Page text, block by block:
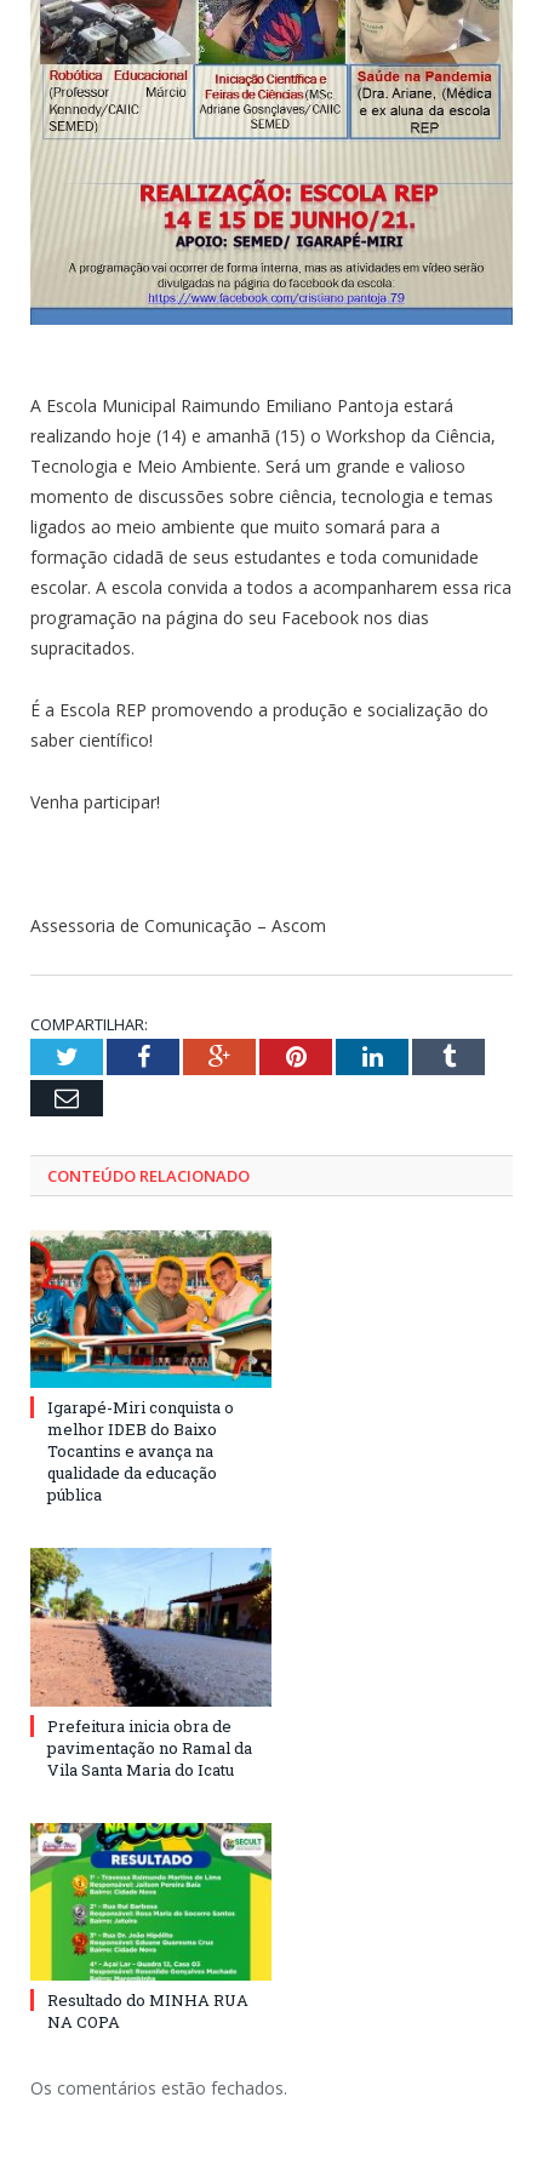
A Escola Municipal Raimundo Emiliano Pantoja estará
realizando hoje (14) e amanhã (15) o Workshop da Ciência,
Tecnologia e Meio Ambiente. Será um grande e valioso
momento de discussões sobre ciência, tecnologia e temas
ligados ao meio ambiente que muito somará para a
formação cidadã de seus estudantes e toda comunidade
escolar. A escola convida a todos a acompanharem essa rica
programação na página do seu Facebook nos dias
supracitados.
É a Escola REP promovendo a produção e socialização do
saber científico!
Venha participar!
Assessoria de Comunicação – Ascom
COMPARTILHAR:
TwitterFacebookGoogle+PinterestLinkedInTumblr
Email
CONTEÚDO RELACIONADO
Igarapé-Miri conquista o
melhor IDEB do Baixo
Tocantins e avança na
qualidade da educação
pública
Prefeitura inicia obra de
pavimentação no Ramal da
Vila Santa Maria do Icatu
Resultado do MINHA RUA
NA COPA
Os comentários estão fechados.